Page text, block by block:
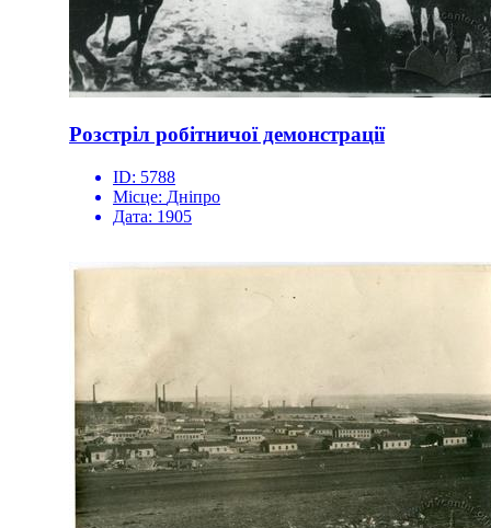
Розстріл робітничої демонстрації
ID: 5788
Місце: Дніпро
Дата: 1905